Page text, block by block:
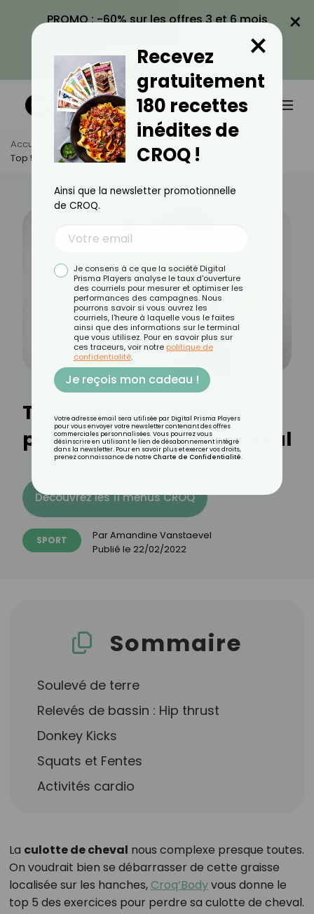
PROMO : -60% sur les offres 3 et 6 mois
VOIR LA PROMO
×
Accueil Actus
Sport
Top 5 Des Exercices Pour Perdre Sa Culotte De Cheval
Top 5 des exercices pour
perdre sa culotte de cheval
Découvrez les 11 menus CROQ
SPORT ParAmandine Vanstaevel
Publié le 22/02/2022
Sommaire
Soulevé de terre
Relevés de bassin : Hip thrust
Donkey Kicks
Squats et Fentes
Activités cardio
La culotte de cheval nous complexe presque toutes.
On voudrait bien se débarrasser de cette graisse
localisée sur les hanches,Croq’Bodyvous donne le
top 5 des exercices pour perdre sa culotte de cheval.
Recevez
gratuitement
180 recettes
inédites de
CROQ !
×
Ainsi que la newsletter promotionnelle
de CROQ.
Je consens à ce que la société Digital
Prisma Players analyse le taux d'ouverture
des courriels pour mesurer et optimiser les
performances des campagnes. Nous
pourrons savoir si vous ouvrez les
courriels, l'heure à laquelle vous le faites
ainsi que des informations sur le terminal
que vous utilisez. Pour en savoir plus sur
ces traceurs, voir notre politique de
confidentialité.
Je reçois mon cadeau !
Votre adresse email sera utilisée par Digital Prisma Players
pour vous envoyer votre newsletter contenant des offres
commerciales personnalisées. Vous pourrez vous
désinscrire en utilisant le lien de désabonnement intégré
dans la newsletter. Pour en savoir plus et exercer vos droits,
prenez connaissance de notre Charte de Confidentialité.